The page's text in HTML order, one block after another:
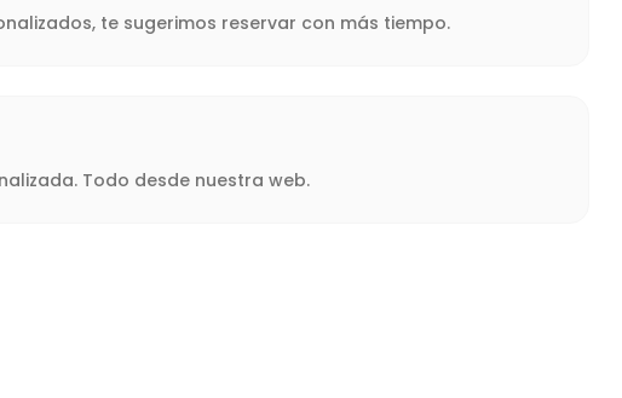
te sugerimos reservar con más tiempo.
Todo desde nuestra web.